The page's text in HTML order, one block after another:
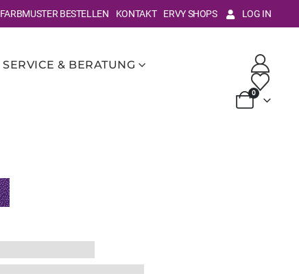
FARBMUSTER BESTELLEN KONTAKT ERVY SHOPS LOG IN
SERVICE & BERATUNG
0